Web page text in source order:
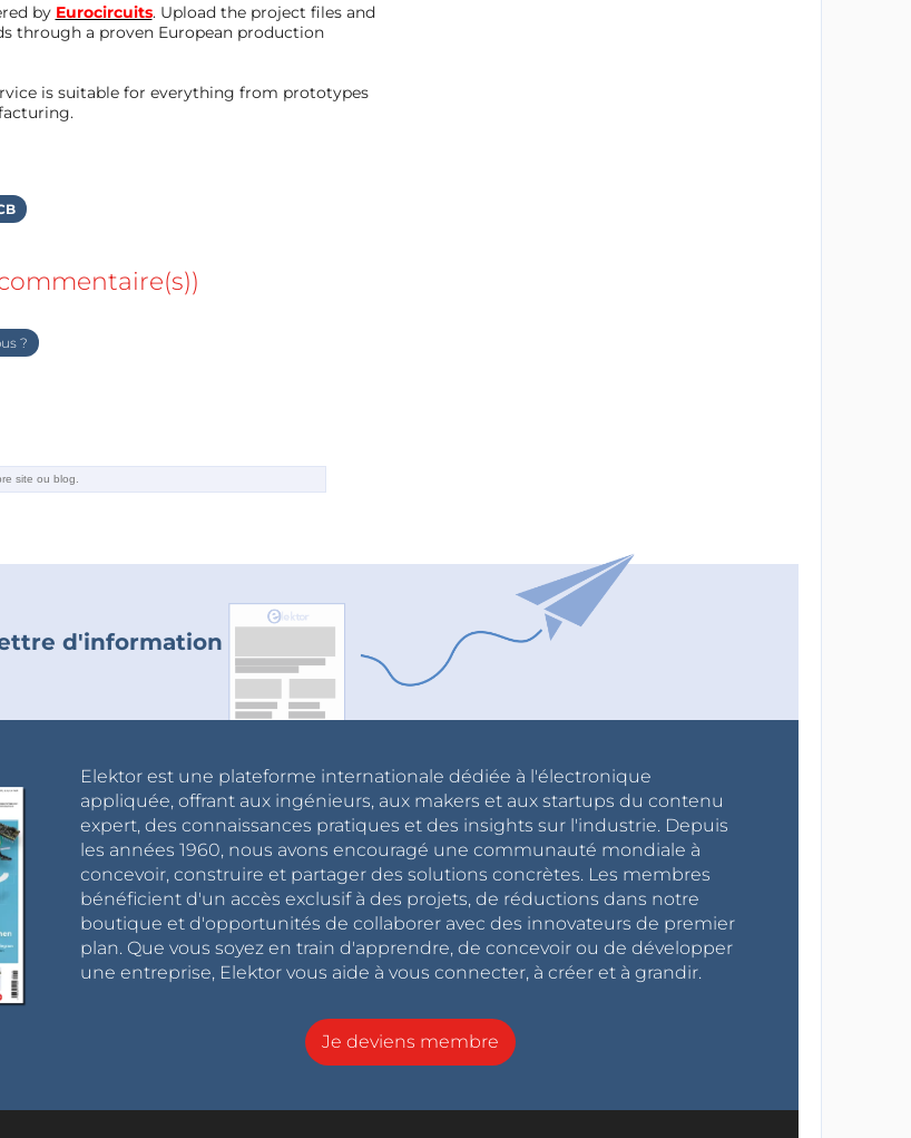
by Eurocircuits. Upload the project files and
through a proven European production
is suitable for everything from prototypes
?
d'information
Elektor est une plateforme internationale dédiée à l'électronique
appliquée, offrant aux ingénieurs, aux makers et aux startups du contenu
expert, des connaissances pratiques et des insights sur l'industrie. Depuis
les années 1960, nous avons encouragé une communauté mondiale à
concevoir, construire et partager des solutions concrètes. Les membres
bénéficient d'un accès exclusif à des projets, de réductions dans notre
boutique et d'opportunités de collaborer avec des innovateurs de premier
plan. Que vous soyez en train d'apprendre, de concevoir ou de développer
une entreprise, Elektor vous aide à vous connecter, à créer et à grandir.
Je deviens membre